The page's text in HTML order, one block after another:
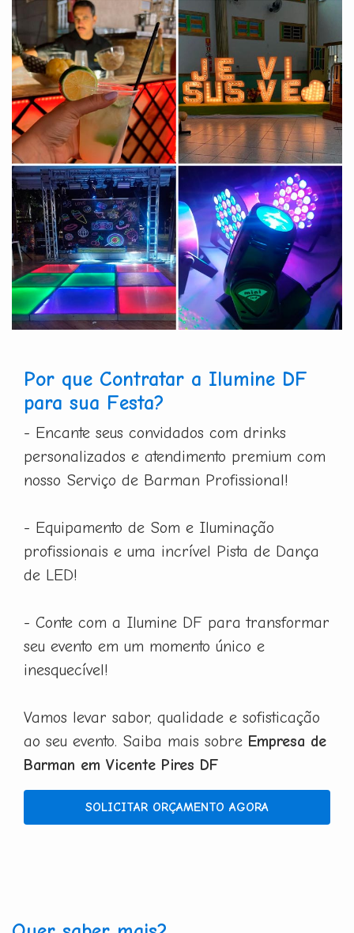
Por que Contratar a Ilumine DF
para sua Festa?
- Encante seus convidados com drinks
personalizados e atendimento premium com
nosso Serviço de Barman Profissional!
- Equipamento de Som e Iluminação
profissionais e uma incrível Pista de Dança
de LED!
- Conte com a Ilumine DF para transformar
seu evento em um momento único e
inesquecível!
Vamos levar sabor, qualidade e sofisticação
ao seu evento. Saiba mais sobre Empresa de
Barman em Vicente Pires DF
SOLICITAR ORÇAMENTO AGORA